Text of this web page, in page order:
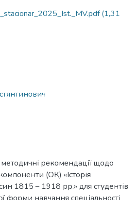
(1,31
рекомендації щодо
(ОК) «Історія
1815 – 1918 рр.» для студентів